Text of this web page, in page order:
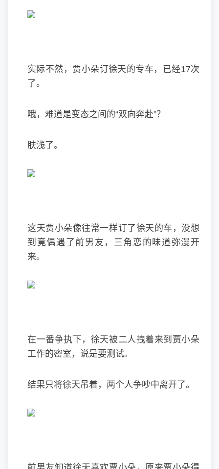
实际不然，贾小朵订徐天的专车，已经17次
了。
哦，难道是变态之间的“双向奔赴”？
肤浅了。
这天贾小朵像往常一样订了徐天的车，没想
到竟偶遇了前男友，三角恋的味道弥漫开
来。
在一番争执下，徐天被二人拽着来到贾小朵
工作的密室，说是要测试。
结果只将徐天吊着，两个人争吵中离开了。